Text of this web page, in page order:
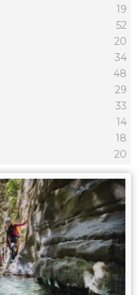
19
52
20
34
48
29
33
14
18
20